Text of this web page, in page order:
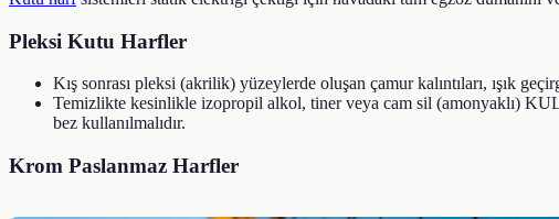
Pleksi Kutu Harfler
Kış sonrası pleksi (akrilik) yüzeylerde oluşan çamur kalıntıları, ışık
Temizlikte kesinlikle izopropil alkol, tiner veya cam sil (amonyaklı)
bez kullanılmalıdır.
Krom Paslanmaz Harfler